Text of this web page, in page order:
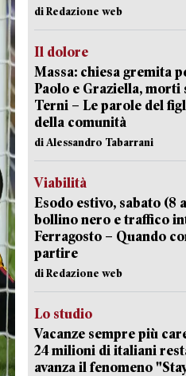
di Redazione web
Il dolore
Massa: chiesa gremita
Paolo e Graziella, morti
Terni – Le parole del
della comunità
di Alessandro Tabarrani
Viabilità
Esodo estivo, sabato (8
bollino nero e traffico
Ferragosto – Quando
partire
di Redazione web
Lo studio
Vacanze sempre più
24 milioni di italiani
avanza il fenomeno